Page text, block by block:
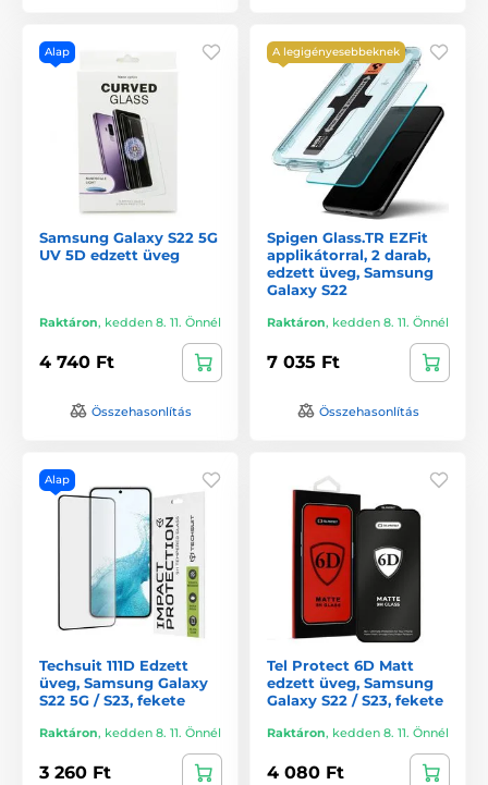
Alap
Samsung Galaxy S22 5G
UV 5D edzett üveg
Raktáron, kedden 8. 11. Önnél
4 740 Ft
Összehasonlítás
A legigényesebbeknek
Spigen Glass.TR EZFit
applikátorral, 2 darab,
edzett üveg, Samsung
Galaxy S22
Raktáron, kedden 8. 11. Önnél
7 035 Ft
Összehasonlítás
Alap
Techsuit 111D Edzett
üveg, Samsung Galaxy
S22 5G / S23, fekete
Raktáron, kedden 8. 11. Önnél
3 260 Ft
Tel Protect 6D Matt
edzett üveg, Samsung
Galaxy S22 / S23, fekete
Raktáron, kedden 8. 11. Önnél
4 080 Ft